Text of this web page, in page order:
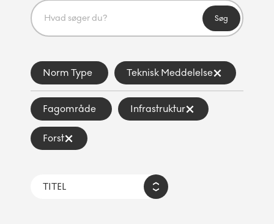
Søg
Norm Type Teknisk Meddelelse
Fagområde Infrastruktur
Forst